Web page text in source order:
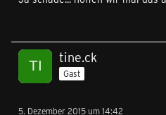
tine.ck
Gast
5. Dezember 2015 um 14:42